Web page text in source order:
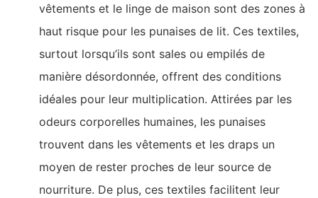
vêtements et le linge de maison sont des zones à
haut risque pour les punaises de lit. Ces textiles,
surtout lorsqu’ils sont sales ou empilés de
manière désordonnée, offrent des conditions
idéales pour leur multiplication. Attirées par les
odeurs corporelles humaines, les punaises
trouvent dans les vêtements et les draps un
moyen de rester proches de leur source de
nourriture. De plus, ces textiles facilitent leur